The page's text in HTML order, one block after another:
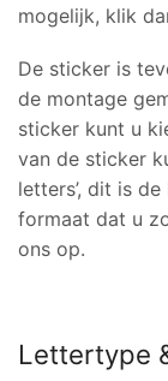
mogelijk, klik
De sticker is
de montage
sticker kunt u
van de sticker
letters’, dit is
formaat dat u
ons op.
Lettertype